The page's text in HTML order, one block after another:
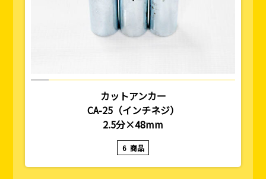
カットアンカー
CA-25（インチネジ）
2.5分×48mm
6 商品